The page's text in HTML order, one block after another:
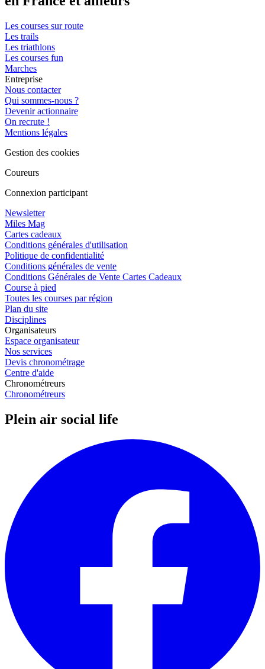
Les courses sur route
Les trails
Les triathlons
Les courses fun
Marches
Entreprise
Nous contacter
Qui sommes-nous ?
Devenir actionnaire
On recrute !
Mentions légales
Gestion des cookies
Coureurs
Connexion participant
Newsletter
Miles Mag
Cartes cadeaux
Conditions générales d'utilisation
Politique de confidentialité
Conditions générales de vente
Conditions Générales de Vente Cartes Cadeaux
Course à pied
Toutes les courses par région
Plan du site
Disciplines
Organisateurs
Espace organisateur
Nos services
Devis chronométrage
Centre d'aide
Chronométreurs
Chronométreurs
Plein air social life